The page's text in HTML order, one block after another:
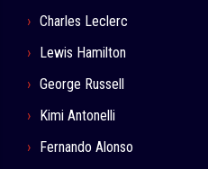
Charles Leclerc
Lewis Hamilton
George Russell
Kimi Antonelli
Fernando Alonso